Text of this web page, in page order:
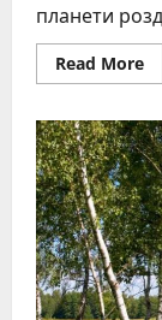
планети
Read More
та